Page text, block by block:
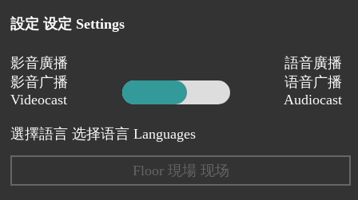
設定 设定 Settings
影音廣播
影音广播
Videocast
語音廣播
语音广播
Audiocast
選擇語言 选择语言 Languages
Floor 現場 现场